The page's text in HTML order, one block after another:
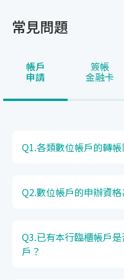
常見問題
帳戶
申請
簽帳
金融卡
Q1.各類數位帳戶的轉帳
Q2.數位帳戶的申辦資格
Q3.已有本行臨櫃帳戶
戶？